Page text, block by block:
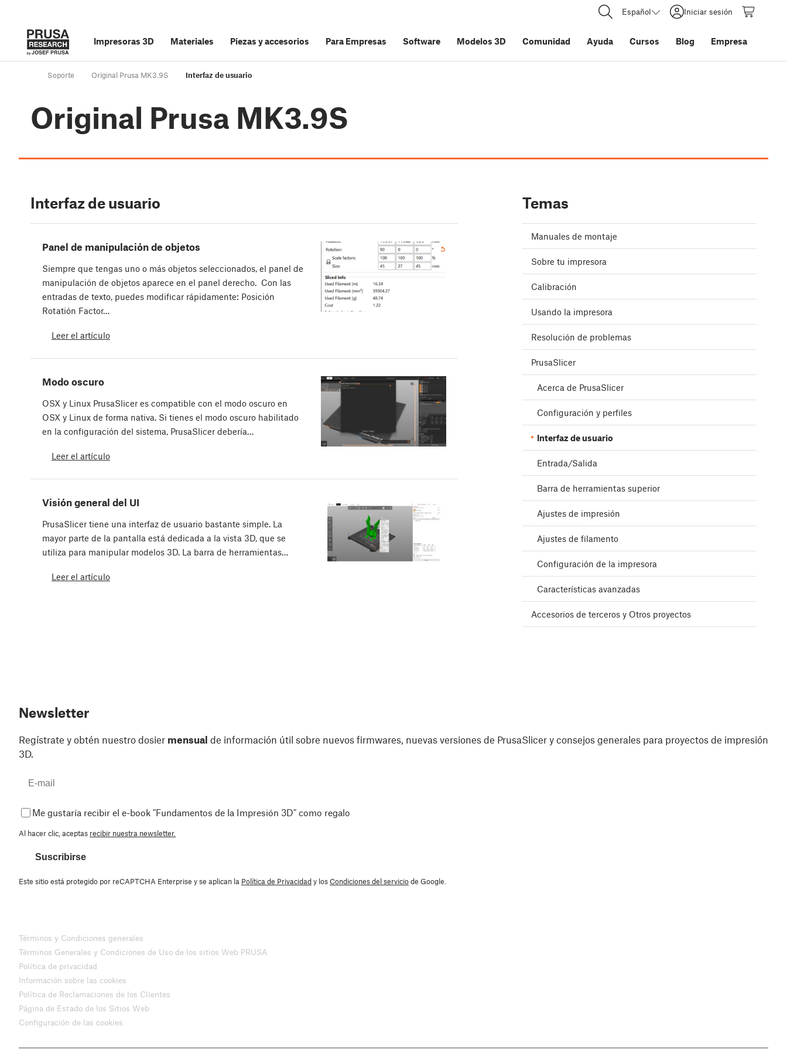
Español Iniciar sesión
Impresoras 3D Materiales Piezas y accesorios Para Empresas Software Modelos 3D Comunidad Ayuda Cursos Blog Empresa
Soporte Original Prusa MK3.9S Interfaz de usuario
Original Prusa MK3.9S
Interfaz de usuario
Panel de manipulación de objetos
Siempre que tengas uno o más objetos seleccionados, el panel de
manipulación de objetos aparece en el panel derecho. Con las
entradas de texto, puedes modificar rápidamente: Posición
Rotatión Factor…
Leer el artículo
Modo oscuro
OSX y Linux PrusaSlicer es compatible con el modo oscuro en
OSX y Linux de forma nativa. Si tienes el modo oscuro habilitado
en la configuración del sistema, PrusaSlicer debería…
Leer el artículo
Visión general del UI
PrusaSlicer tiene una interfaz de usuario bastante simple. La
mayor parte de la pantalla está dedicada a la vista 3D, que se
utiliza para manipular modelos 3D. La barra de herramientas…
Leer el artículo
Temas
Manuales de montaje
Sobre tu impresora
Calibración
Usando la impresora
Resolución de problemas
PrusaSlicer
Acerca de PrusaSlicer
Configuración y perfiles
Interfaz de usuario
Entrada/Salida
Barra de herramientas superior
Ajustes de impresión
Ajustes de filamento
Configuración de la impresora
Características avanzadas
Accesorios de terceros y Otros proyectos
Newsletter
Regístrate y obtén nuestro dosier mensual de información útil sobre nuevos firmwares, nuevas versiones de PrusaSlicer y consejos generales para proyectos de impresión
3D.
Me gustaría recibir el e-book "Fundamentos de la Impresión 3D" como regalo
Al hacer clic, aceptas recibir nuestra newsletter.
Suscribirse
Este sitio está protegido por reCAPTCHA Enterprise y se aplican la Política de Privacidady losCondiciones del serviciode Google.
Términos y Condiciones generales
Términos Generales y Condiciones de Uso de los sitios Web PRUSA
Política de privacidad
Información sobre las cookies
Política de Reclamaciones de los Clientes
Página de Estado de los Sitios Web
Configuración de las cookies